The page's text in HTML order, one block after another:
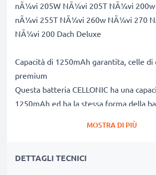
nÃ¼vi 205W NÃ¼vi 205T NÃ¼vi
nÃ¼vi 255T NÃ¼vi 260w NÃ¼vi 270
NÃ¼vi 200 Dach Deluxe
Capacità di 1250mAh garantita, celle di
premium
Questa batteria CELLONIC ha una
1250mAh ed ha la stessa forma della
compatible e nuova, dispone di una
MOSTRA DI PIÙ
DETTAGLI TECNICI